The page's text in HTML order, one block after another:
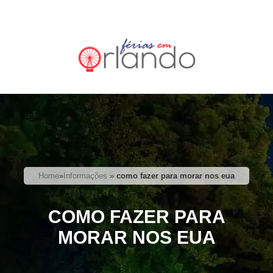
Home» Informações » como fazer para morar nos eua
COMO FAZER PARA
MORAR NOS EUA